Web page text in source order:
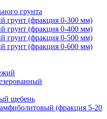
грунта
грунт (фракция 0-300 мм)
грунт (фракция 0-400 мм)
грунт (фракция 0-500 мм)
грунт (фракция 0-600 мм)
щебень
(фракция 5-20